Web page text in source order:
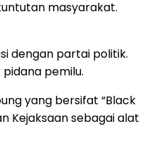
masyarakat.
dengan partai politik.
pemilu.
yang bersifat “Black
Kejaksaan sebagai alat